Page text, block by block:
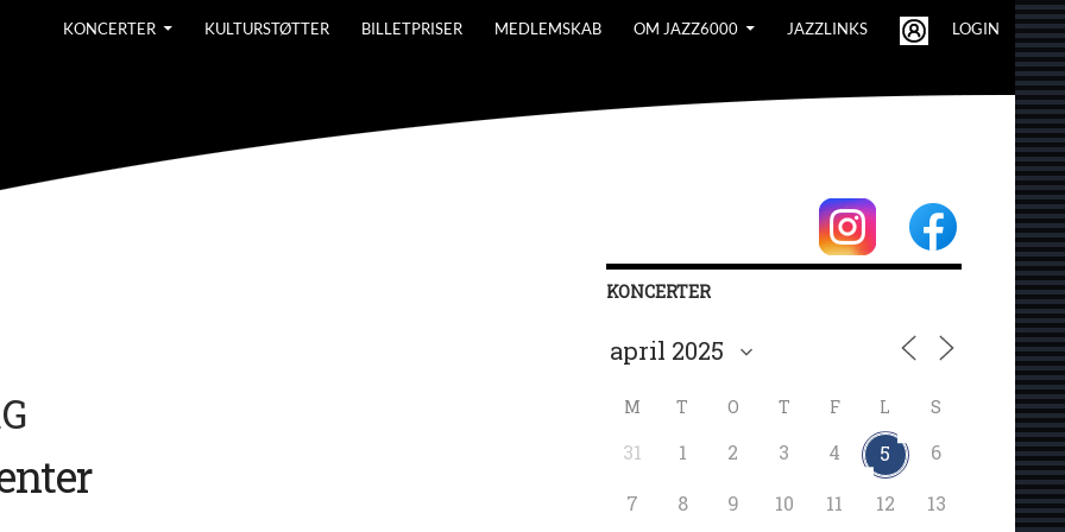
KONCERTER KULTURSTØTTER BILLETPRISER MEDLEMSKAB OM JAZZ6000 JAZZLINKS LOGIN
KONCERTER
M T O T F L S
31 1 2 3 4 5 6
7 8 9 10 11 12 13